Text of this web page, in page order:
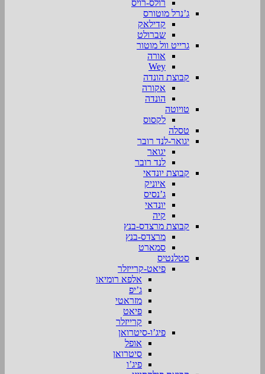
רולס-רויס
ג’נרל מוטורס
קדילאק
שברולט
גרייט וול מוטור
אורה
Wey
קבוצת הונדה
אקורה
הונדה
טויוטה
לקסוס
טסלה
יגואר-לנד רובר
יגואר
לנד רובר
קבוצת יונדאי
איוניק
ג’נסיס
יונדאי
קיה
קבוצת מרצדס-בנץ
מרצדס-בנץ
סמארט
סטלנטיס
פיאט-קרייזלר
אלפא רומיאו
ג’יפ
מזראטי
פיאט
קרייזלר
פיג’ו-סיטרואן
אופל
סיטרואן
פיג’ו